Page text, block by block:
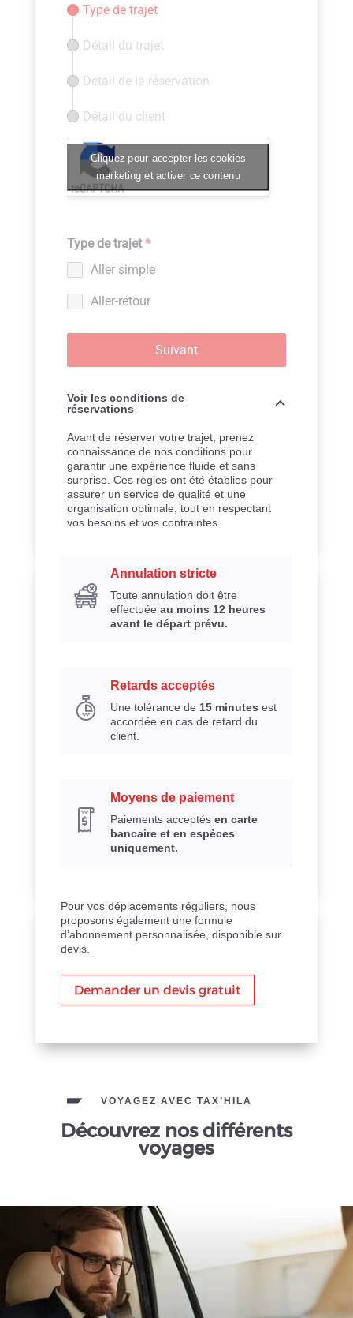
Type de trajet
Détail du trajet
Détail de la réservation
Détail du client
Cliquez pour accepter les cookies
marketing et activer ce contenu
Type de trajet*
Aller simple
Aller-retour
Suivant
Voir les conditions de
réservations
Avant de réserver votre trajet, prenez
connaissance de nos conditions pour
garantir une expérience fluide et sans
surprise. Ces règles ont été établies pour
assurer un service de qualité et une
organisation optimale, tout en respectant
vos besoins et vos contraintes.
Annulation stricte
Toute annulation doit être
effectuée au moins 12 heures
avant le départ prévu.
Retards acceptés
Une tolérance de 15 minutes est
accordée en cas de retard du
client.
Moyens de paiement
Paiements acceptés en carte
bancaire et en espèces
uniquement.
Pour vos déplacements réguliers, nous
proposons également une formule
d’abonnement personnalisée, disponible sur
devis.
Demander un devis gratuit
VOYAGEZ AVEC TAX’HILA
Découvrez nos différents
voyages